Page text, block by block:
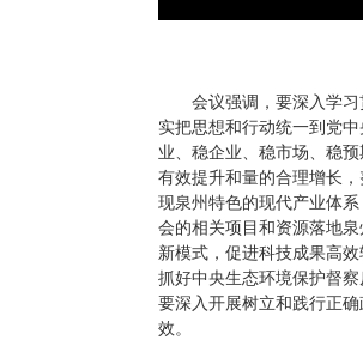
会议强调，要深入学
实把思想和行动统一到党
业、稳企业、稳市场、稳
有效提升和量的合理增长
现泉州特色的现代产业体
会的相关项目和资源落地
新模式，促进科技成果高
抓好中央生态环境保护督
要深入开展树立和践行正
效。